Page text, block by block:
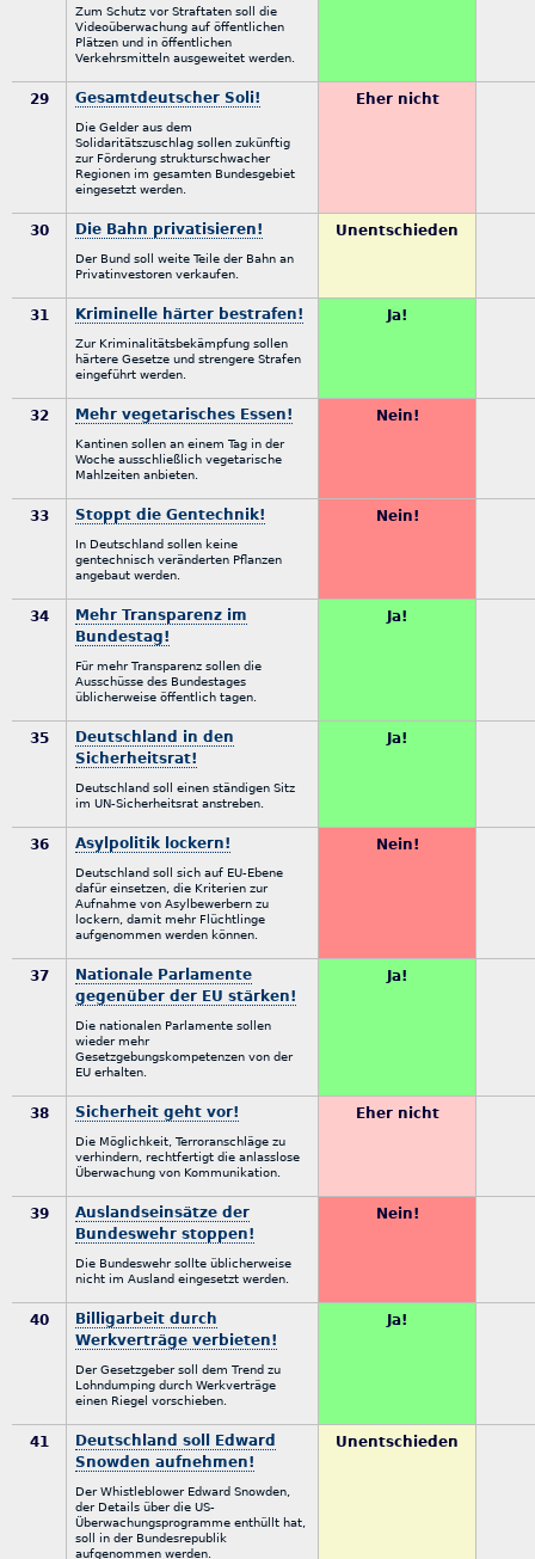
Zum Schutz vor Straftaten soll die
Videoüberwachung auf öffentlichen
Plätzen und in öffentlichen
Verkehrsmitteln ausgeweitet werden.
29 Gesamtdeutscher Soli!
Die Gelder aus dem
Solidaritätszuschlag sollen zukünftig
zur Förderung strukturschwacher
Regionen im gesamten Bundesgebiet
eingesetzt werden.
Eher nicht
30 Die Bahn privatisieren!
Der Bund soll weite Teile der Bahn an
Privatinvestoren verkaufen.
Unentschieden
31 Kriminelle härter bestrafen!
Zur Kriminalitätsbekämpfung sollen
härtere Gesetze und strengere Strafen
eingeführt werden.
Ja!
32 Mehr vegetarisches Essen!
Kantinen sollen an einem Tag in der
Woche ausschließlich vegetarische
Mahlzeiten anbieten.
Nein!
33 Stoppt die Gentechnik!
In Deutschland sollen keine
gentechnisch veränderten Pflanzen
angebaut werden.
Nein!
34
Mehr Transparenz im
Bundestag!
Für mehr Transparenz sollen die
Ausschüsse des Bundestages
üblicherweise öffentlich tagen.
Ja!
35
Deutschland in den
Sicherheitsrat!
Deutschland soll einen ständigen Sitz
im UN-Sicherheitsrat anstreben.
Ja!
36 Asylpolitik lockern!
Deutschland soll sich auf EU-Ebene
dafür einsetzen, die Kriterien zur
Aufnahme von Asylbewerbern zu
lockern, damit mehr Flüchtlinge
aufgenommen werden können.
Nein!
37
Nationale Parlamente
gegenüber der EU stärken!
Die nationalen Parlamente sollen
wieder mehr
Gesetzgebungskompetenzen von der
EU erhalten.
Ja!
38 Sicherheit geht vor!
Die Möglichkeit, Terroranschläge zu
verhindern, rechtfertigt die anlasslose
Überwachung von Kommunikation.
Eher nicht
39
Auslandseinsätze der
Bundeswehr stoppen!
Die Bundeswehr sollte üblicherweise
nicht im Ausland eingesetzt werden.
Nein!
40
Billigarbeit durch
Werkverträge verbieten!
Der Gesetzgeber soll dem Trend zu
Lohndumping durch Werkverträge
einen Riegel vorschieben.
Ja!
41
Deutschland soll Edward
Snowden aufnehmen!
Der Whistleblower Edward Snowden,
der Details über die US-
Überwachungsprogramme enthüllt hat,
soll in der Bundesrepublik
aufgenommen werden.
Unentschieden